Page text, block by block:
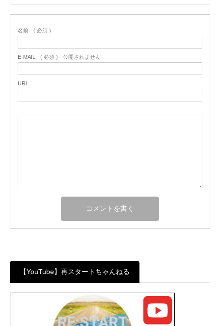
名前 ( 必須 )
E-MAIL ( 必須 ) - 公開されません -
URL
【YouTube】再スタートちゃんねる